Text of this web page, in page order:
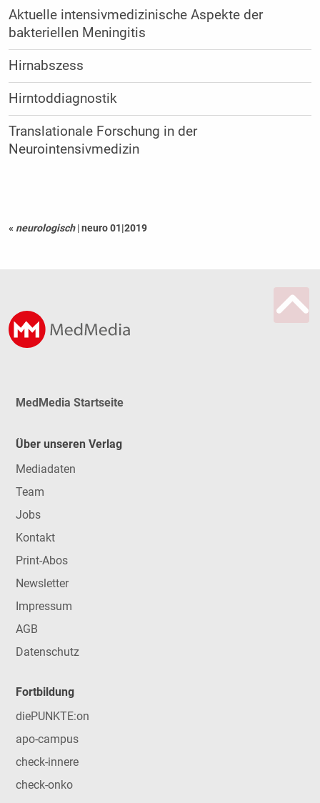
Aktuelle intensivmedizinische Aspekte der
bakteriellen Meningitis
Hirnabszess
Hirntoddiagnostik
Translationale Forschung in der
Neurointensivmedizin
« neurologisch |neuro 01|2019
MedMedia Startseite
Über unseren Verlag
Mediadaten
Team
Jobs
Kontakt
Print-Abos
Newsletter
Impressum
AGB
Datenschutz
Fortbildung
diePUNKTE:on
apo-campus
check-innere
check-onko